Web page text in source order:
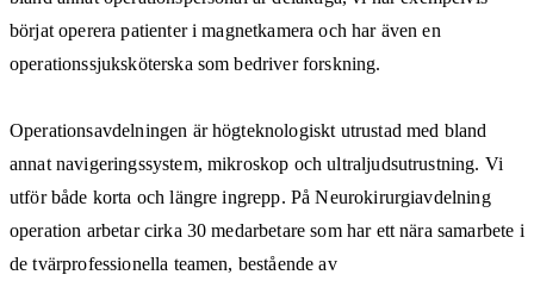
börjat operera patienter i magnetkamera och har även en
operationssjuksköterska som bedriver forskning.
Operationsavdelningen är högteknologiskt utrustad med bland
annat navigeringssystem, mikroskop och ultraljudsutrustning. Vi
utför både korta och längre ingrepp. På Neurokirurgiavdelning
operation arbetar cirka 30 medarbetare som har ett nära samarbete i
de tvärprofessionella teamen, bestående av